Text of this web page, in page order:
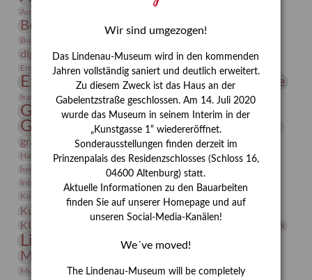
Ausstellung „Vier Winde“
Bernhard August von Lindenau
Burg Posterstein
digitallabor Entartete Kunst
Enteignung
Erdmann Julius Dietrich
Erlebnisportal estrusker Exlibris
Expressionismus Festrede Florenz Fotografie
frauen Frauen in der Antike und heute
Gerhard-Altenbourg-Preis
Gerhard Altenbourg
Gerhard Kurt Müller
grafische sammlung griechische Mythologie
Hanns-Conon von der Gabelentz Heinrich Kirchhoff Heldinnen
herman de vries Humboldt
Insekten
Integriertes Schädlingsmanagement
Jahresempfang
Kolosseum
Kunst
Kunstmuseum Kunstvermittlung Kunst von Kühl
KUNSTWAND Künstler Lehmbruck
Lindenau-Museum Marstall
Museumsgeschichte
Museumspädagogik Mäzen Napoleon Natur
Neue Remise
Wir sind umgezogen!
Das Lindenau-Museum wird in den kommenden
Jahren vollständig saniert und deutlich erweitert.
Zu diesem Zweck ist das Haus an der
Gabelentzstraße geschlossen. Am 14. Juli 2020
wurde das Museum in seinem Interim in der
„Kunstgasse 1“ wiedereröffnet.
Sonderausstellungen finden derzeit im
Prinzenpalais des Residenzschlosses (Schloss 16,
04600 Altenburg) statt.
Aktuelle Informationen zu den Bauarbeiten
finden Sie auf unserer Homepage und auf
unseren Social-Media-Kanälen!
We´ve moved!
The Lindenau-Museum will be completely